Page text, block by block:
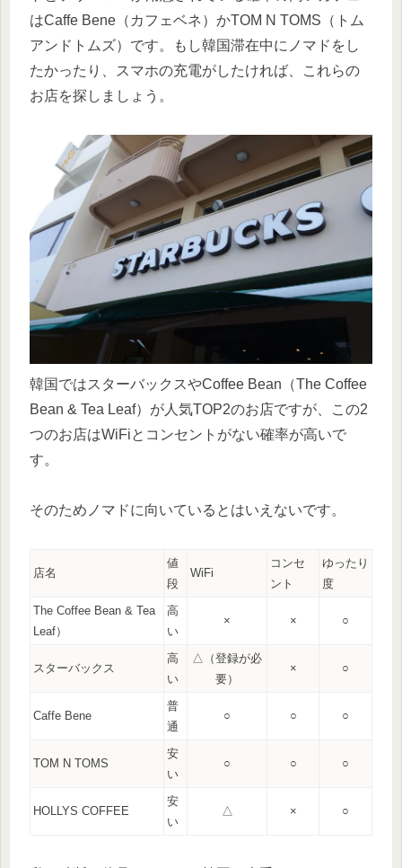
はCaffe Bene（カフェベネ）かTOM N TOMS（トム
アンドトムズ）です。もし韓国滞在中にノマドをし
たかったり、スマホの充電がしたければ、これらの
お店を探しましょう。
韓国ではスターバックスやCoffee Bean（The Coffee
Bean & Tea Leaf）が人気TOP2のお店ですが、この2
つのお店はWiFiとコンセントがない確率が高いで
す。
そのためノマドに向いているとはいえないです。
店名
値
段
WiFi
コンセ
ント
ゆったり
度
The Coffee Bean & Tea
Leaf）
高
い
× × ○
スターバックス
高
い
△（登録が必
要）
× ○
Caffe Bene
普
通
○ ○ ○
TOM N TOMS
安
い
○ ○ ○
HOLLYS COFFEE
安
い
△ × ○